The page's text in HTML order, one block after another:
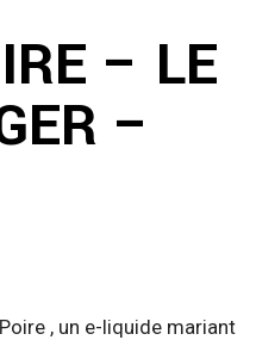
– LE
–
, un e-liquide mariant